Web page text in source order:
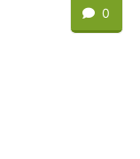
0